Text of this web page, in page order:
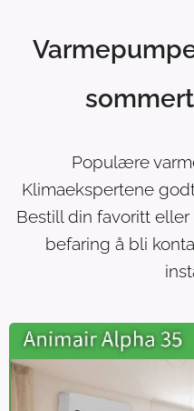
Populære
Klimaekspertene
Bestill din favoritt
befaring å bli